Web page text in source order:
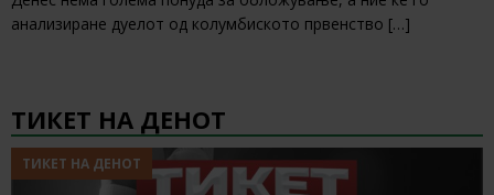
анализиране дуелот од колумбиското првенство […]
ТИКЕТ НА ДЕНОТ
ТИКЕТ НА ДЕНОТ